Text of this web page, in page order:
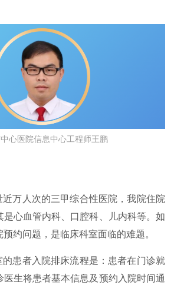
心医院信息中心工程师王鹏
万人次的三甲综合性医院，我院住院
是心血管内科、口腔科、儿内科等。如
约问题，是临床科室面临的难题。
的患者入院排床流程是：患者在门诊就
医生将患者基本信息及预约入院时间通